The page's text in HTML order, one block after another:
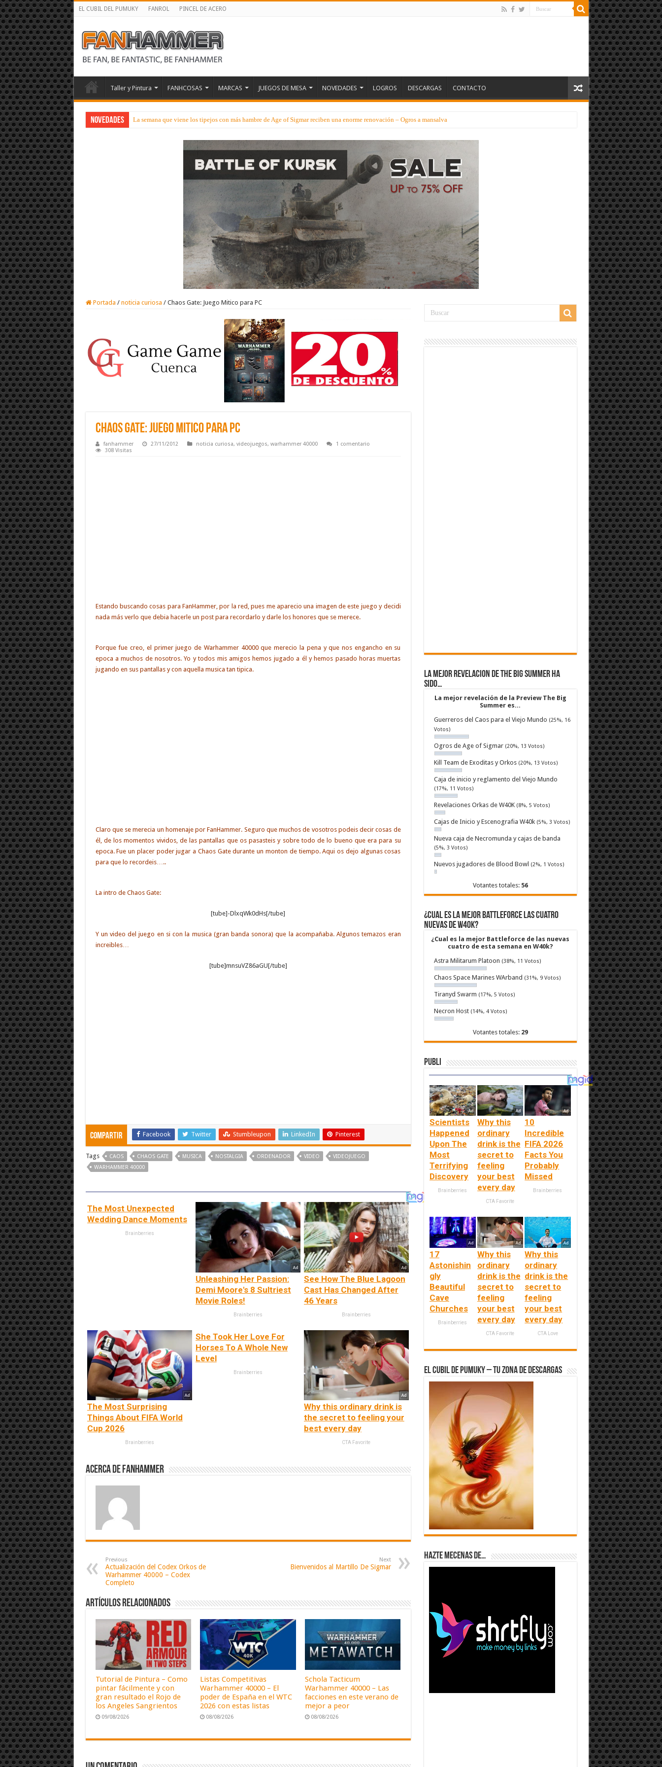
EL CUBIL DEL PUMUKY FANROL PINCEL DE ACERO
Taller y Pintura FANHCOSAS MARCAS JUEGOS DE MESA NOVEDADES LOGROS DESCARGAS CONTACTO
NOVEDADES La semana que viene los tipejos con más hambre de Age of Sigmar reciben una enorme renovación – Ogros a mansalva
Portada / noticia curiosa / Chaos Gate: Juego Mitico para PC
Chaos Gate: Juego Mitico para PC
fanhammer 27/11/2012 noticia curiosa, videojuegos, warhammer 40000
1 comentario
308 Visitas
Estando buscando cosas para FanHammer, por la red, pues me aparecio una imagen de este juego y decidi
nada más verlo que debia hacerle un post para recordarlo y darle los honores que se merece.
Porque fue creo, el primer juego de Warhammer 40000 que merecio la pena y que nos engancho en su
epoca a muchos de nosotros. Yo y todos mis amigos hemos jugado a él y hemos pasado horas muertas
jugando en sus pantallas y con aquella musica tan tipica.
Claro que se merecia un homenaje por FanHammer. Seguro que muchos de vosotros podeis decir cosas de
él, de los momentos vividos, de las pantallas que os pasasteis y sobre todo de lo bueno que era para su
epoca. Fue un placer poder jugar a Chaos Gate durante un monton de tiempo. Aqui os dejo algunas cosas
para que lo recordeis…..
La intro de Chaos Gate:
[tube]-DlxqWk0dHs[/tube]
Y un video del juego en si con la musica (gran banda sonora) que la acompañaba. Algunos temazos eran
increibles…
[tube]mnsuVZ86aGU[/tube]
Compartir Facebook Twitter Stumbleupon LinkedIn Pinterest
Tags CAOS CHAOS GATE MUSICA NOSTALGIA ORDENADOR VIDEO
VIDEOJUEGO
WARHAMMER 40000
The Most Unexpected
Wedding Dance Moments
Brainberries
Unleashing Her Passion:
Demi Moore's 8 Sultriest
Movie Roles!
Brainberries
See How The Blue Lagoon
Cast Has Changed After
46 Years
Brainberries
The Most Surprising
Things About FIFA World
Cup 2026
Brainberries
She Took Her Love For
Horses To A Whole New
Level
Brainberries
Why this ordinary drink is
the secret to feeling your
best every day
CTA Favorite
Acerca de fanhammer
Previous
Actualización del Codex Orkos de
Warhammer 40000 – Codex
Completo
Next
Bienvenidos al Martillo De Sigmar
Artículos relacionados
Tutorial de Pintura – Como
pintar fácilmente y con
gran resultado el Rojo de
los Angeles Sangrientos
09/08/2026
Listas Competitivas
Warhammer 40000 – El
poder de España en el WTC
2026 con estas listas
08/08/2026
Schola Tacticum
Warhammer 40000 – Las
facciones en este verano de
mejor a peor
08/08/2026
La mejor revelacion de The Big Summer ha
sido…
La mejor revelación de la Preview The Big
Summer es...
Guerreros del Caos para el Viejo Mundo (25%, 16
Votos)
Ogros de Age of Sigmar (20%, 13 Votos)
Kill Team de Exoditas y Orkos (20%, 13 Votos)
Caja de inicio y reglamento del Viejo Mundo
(17%, 11 Votos)
Revelaciones Orkas de W40K (8%, 5 Votos)
Cajas de Inicio y Escenografia W40k (5%, 3 Votos)
Nueva caja de Necromunda y cajas de banda
(5%, 3 Votos)
Nuevos jugadores de Blood Bowl (2%, 1 Votos)
Votantes totales: 56
¿Cual es la mejor Battleforce las cuatro
nuevas de W40k?
¿Cual es la mejor Battleforce de las nuevas
cuatro de esta semana en W40k?
Astra Militarum Platoon (38%, 11 Votos)
Chaos Space Marines WArband (31%, 9 Votos)
Tiranyd Swarm (17%, 5 Votos)
Necron Host (14%, 4 Votos)
Votantes totales: 29
Publi
Scientists
Happened
Upon The
Most
Terrifying
Discovery
Brainberries
Why this
ordinary
drink is the
secret to
feeling
your best
every day
CTA Favorite
10
Incredible
FIFA 2026
Facts You
Probably
Missed
Brainberries
17
Astonishin
gly
Beautiful
Cave
Churches
Brainberries
Why this
ordinary
drink is the
secret to
feeling
your best
every day
CTA Favorite
Why this
ordinary
drink is the
secret to
feeling
your best
every day
CTA Love
El Cubil de Pumuky – Tu zona de Descargas
Hazte Mecenas de…